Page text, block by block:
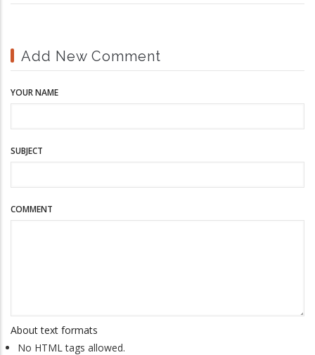
Add New Comment
YOUR NAME
SUBJECT
COMMENT
About text formats
No HTML tags allowed.